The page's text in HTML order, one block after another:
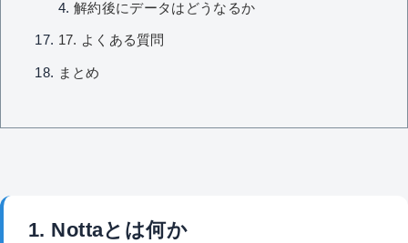
解約後にデータはどうなるか
17. よくある質問
まとめ
1. Nottaとは何か